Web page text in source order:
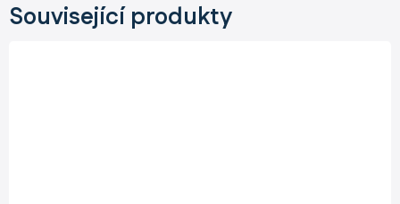
Související produkty